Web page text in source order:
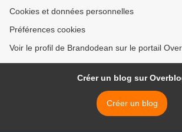
Cookies et données personnelles
Préférences cookies
Voir le profil de Brandodean sur le portail
Créer un blog sur
Créer un blog